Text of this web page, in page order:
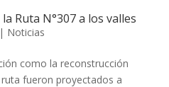
Ruta N°307 a los valles
Noticias
como la reconstrucción
fueron proyectados a